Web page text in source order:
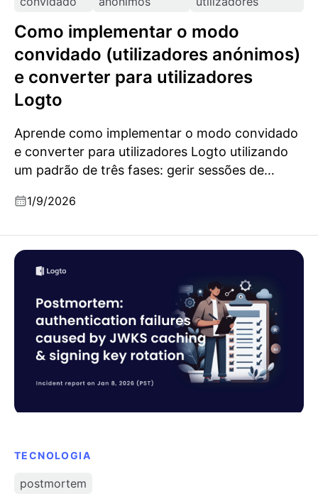
Como implementar o modo
convidado (utilizadores anónimos)
e converter para utilizadores
Logto
Aprende como implementar o modo convidado
e converter para utilizadores Logto utilizando
um padrão de três fases: gerir sessões de
segurança os dados do convidado na conta do
1/9/2026
TECNOLOGIA
postmortem
Postmortem: falhas de autenticação causadas pelo
cache do JWKS e rotação da chave de assinatura